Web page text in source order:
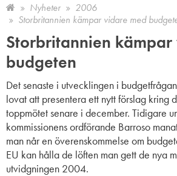
Nyheter
2006
Storbritannien kämpar vidare med
Storbritannien kämpar
budgeten
Det senaste i utvecklingen i
lovat att presentera ett nytt förslag kring
toppmötet senare i december. Tidigare
kommissionens ordförande Barroso
man når en överenskommelse om
EU kan hålla de löften man gett de nya
utvidgningen 2004.